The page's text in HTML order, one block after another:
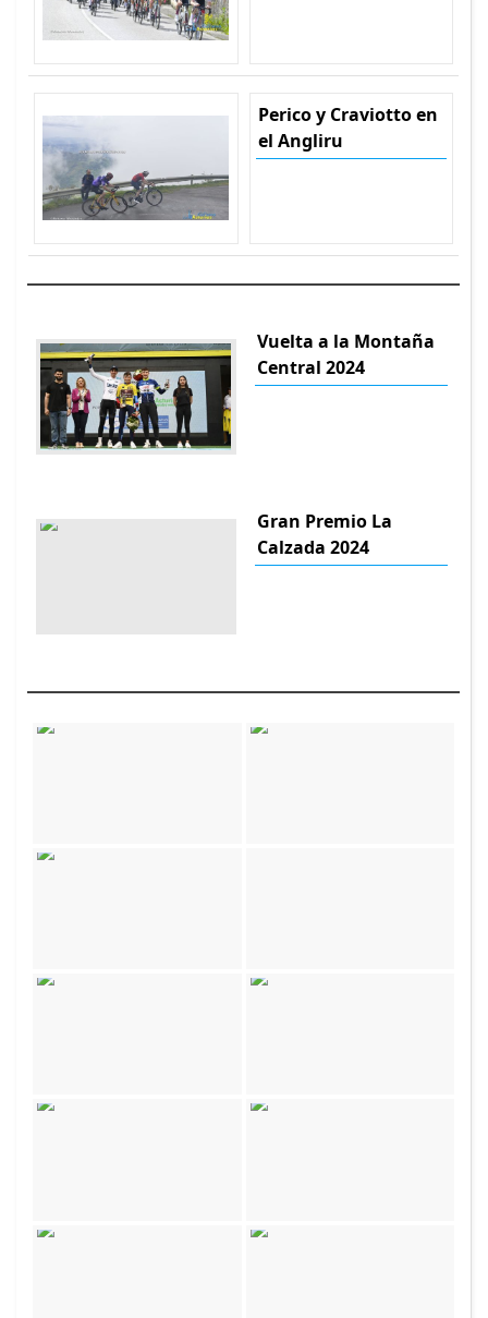
Perico y Craviotto en
el Angliru
Vuelta a la Montaña
Central 2024
Gran Premio La
Calzada 2024